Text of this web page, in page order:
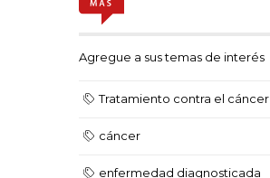
Agregue a sus temas de interés
Tratamiento contra el cáncer
cáncer
enfermedad diagnosticada